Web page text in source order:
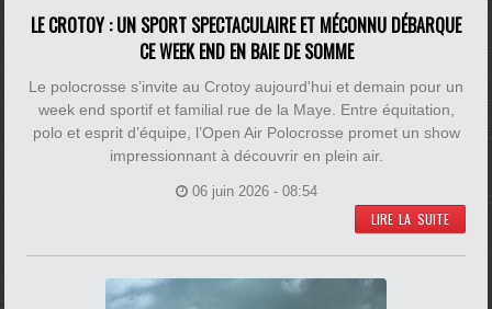
LE CROTOY : UN SPORT SPECTACULAIRE ET MÉCONNU DÉBARQUE
CE WEEK END EN BAIE DE SOMME
Le polocrosse s’invite au Crotoy aujourd'hui et demain pour un
week end sportif et familial rue de la Maye. Entre équitation,
polo et esprit d’équipe, l’Open Air Polocrosse promet un show
impressionnant à découvrir en plein air.
06 juin 2026 - 08:54
LIRE LA SUITE